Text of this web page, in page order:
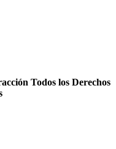
Todos los Derechos